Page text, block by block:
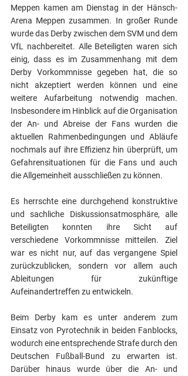
Meppen kamen am Dienstag in der Hänsch-
Arena Meppen zusammen. In großer Runde
wurde das Derby zwischen dem SVM und dem
VfL nachbereitet. Alle Beteiligten waren sich
einig, dass es im Zusammenhang mit dem
Derby Vorkommnisse gegeben hat, die so
nicht akzeptiert werden können und eine
weitere Aufarbeitung notwendig machen.
Insbesondere im Hinblick auf die Organisation
der An- und Abreise der Fans wurden die
aktuellen Rahmenbedingungen und Abläufe
nochmals auf ihre Effizienz hin überprüft, um
Gefahrensituationen für die Fans und auch
die Allgemeinheit ausschließen zu können.
Es herrschte eine durchgehend konstruktive
und sachliche Diskussionsatmosphäre, alle
Beteiligten konnten ihre Sicht auf
verschiedene Vorkommnisse mitteilen. Ziel
war es nicht nur, auf das vergangene Spiel
zurückzublicken, sondern vor allem auch
Ableitungen für zukünftige
Aufeinandertreffen zu entwickeln.
Beim Derby kam es unter anderem zum
Einsatz von Pyrotechnik in beiden Fanblocks,
wodurch eine entsprechende Strafe durch den
Deutschen Fußball-Bund zu erwarten ist.
Darüber hinaus wurde über die An- und